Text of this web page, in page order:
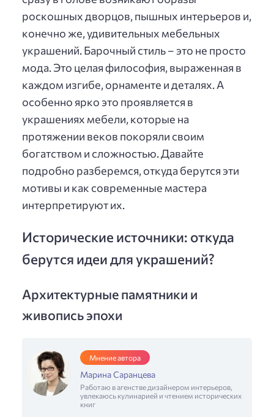
роскошных дворцов, пышных интерьеров и,
конечно же, удивительных мебельных
украшений. Барочный стиль – это не просто
мода. Это целая философия, выраженная в
каждом изгибе, орнаменте и деталях. А
особенно ярко это проявляется в
украшениях мебели, которые на
протяжении веков покоряли своим
богатством и сложностью. Давайте
подробно разберемся, откуда берутся эти
мотивы и как современные мастера
интерпретируют их.
Исторические источники: откуда
берутся идеи для украшений?
Архитектурные памятники и
живопись эпохи
Мнение автора
Марина Саранцева
Работаю в агенстве дизайнером интерьеров,
увлекаюсь кулинарией и чтением исторических
книг